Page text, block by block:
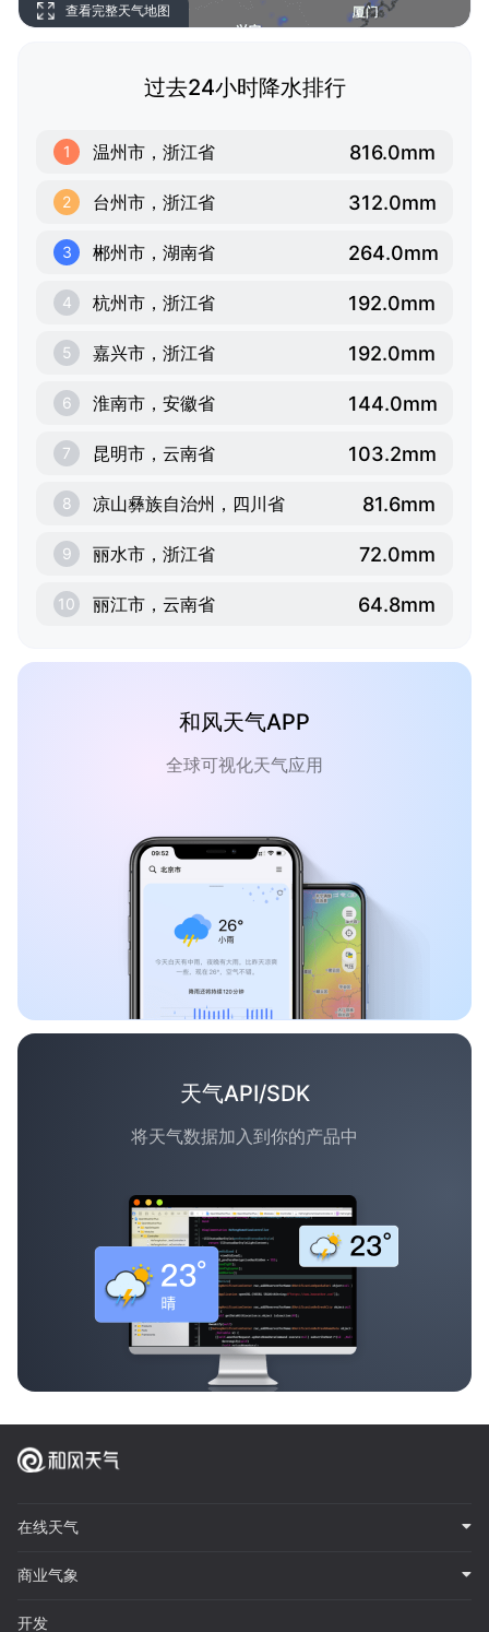
查看完整天气地图
过去24小时降水排行
1 温州市，浙江省 816.0mm
2 台州市，浙江省 312.0mm
3 郴州市，湖南省 264.0mm
4 杭州市，浙江省 192.0mm
5 嘉兴市，浙江省 192.0mm
6 淮南市，安徽省 144.0mm
7 昆明市，云南省 103.2mm
8 凉山彝族自治州，四川省 81.6mm
9 丽水市，浙江省 72.0mm
10 丽江市，云南省 64.8mm
和风天气APP
全球可视化天气应用
天气API/SDK
将天气数据加入到你的产品中
在线天气
商业气象
开发